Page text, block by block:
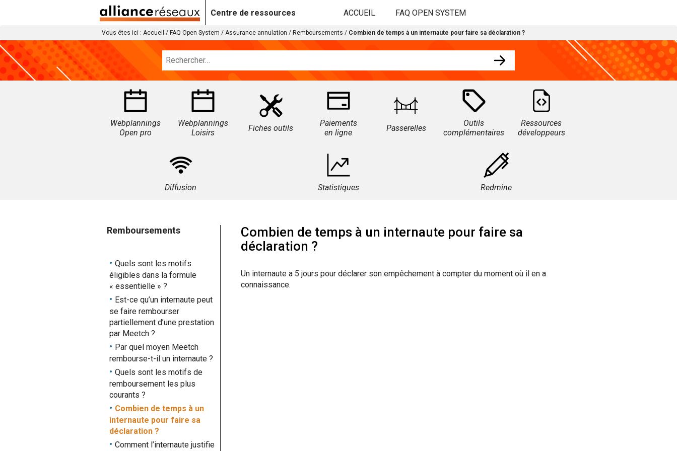
Centre de ressources ACCUEIL FAQ OPEN SYSTEM
Vous êtes ici : Accueil / FAQ Open System / Assurance annulation / Remboursements / Combien de temps à un internaute pour faire sa déclaration ?
Webplannings
Open pro
Webplannings
Loisirs
Fiches outils
Paiements
en ligne
Passerelles
Outils
complémentaires
Ressources
développeurs
Diffusion Statistiques Redmine
Remboursements
Quels sont les motifs
éligibles dans la formule
« essentielle » ?
Est-ce qu’un internaute peut
se faire rembourser
partiellement d’une prestation
par Meetch ?
Par quel moyen Meetch
rembourse-t-il un internaute ?
Quels sont les motifs de
remboursement les plus
courants ?
Combien de temps à un
internaute pour faire sa
déclaration ?
Comment l’internaute justifie
Combien de temps à un internaute pour faire sa
déclaration ?
Un internaute a 5 jours pour déclarer son empêchement à compter du moment où il en a
connaissance.